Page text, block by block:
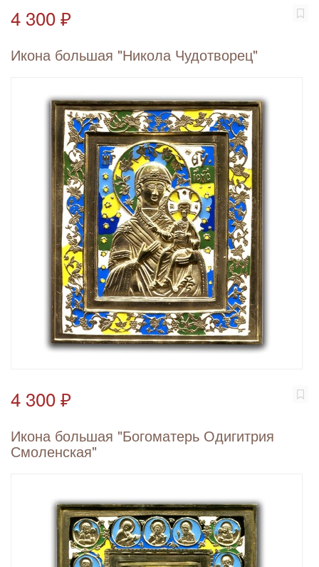
4 300 ₽
Икона большая "Никола Чудотворец"
4 300 ₽
Икона большая "Богоматерь Одигитрия
Смоленская"